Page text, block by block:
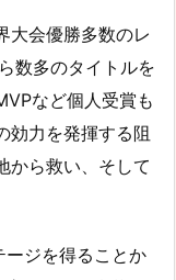
大会優勝多数のレ
数多のタイトルを
など個人受賞も
効力を発揮する阻
から救い、そして
ージを得ることか